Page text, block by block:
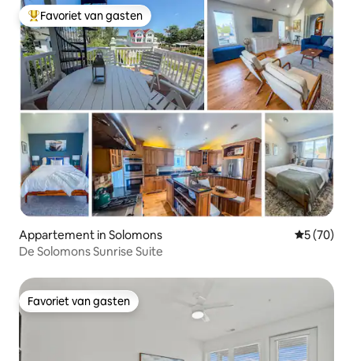
Topfavoriet van gasten
Favoriet van gasten
Appartement in Solomons
5 (70)
De Solomons Sunrise Suite
Favoriet van gasten
Favoriet van gasten